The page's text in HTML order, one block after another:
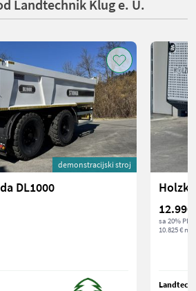
Landtechnik Klug e. U.
demonstracijski stroj
DL1000
12.990
sa 20%
10.825 €